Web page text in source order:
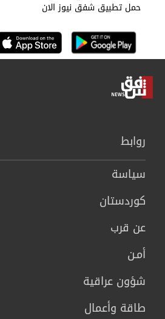
حمل تطبيق شفق نيوز الان
روابط
سیاسة
كوردستان
عن قرب
أمـن
شؤون عراقية
طاقة وأعمال